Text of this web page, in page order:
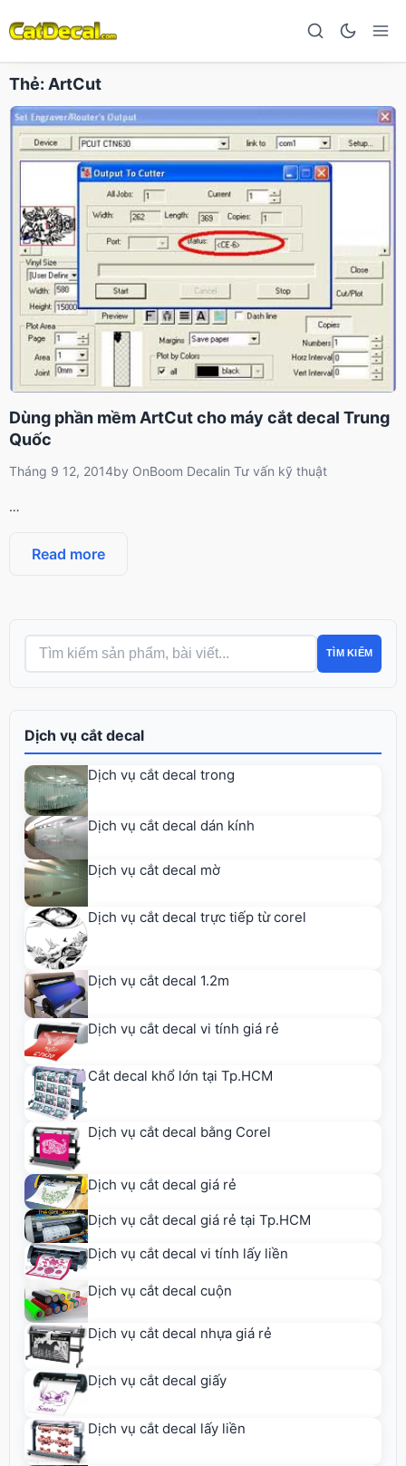
Thẻ: ArtCut
Dùng phần mềm ArtCut cho máy cắt decal Trung
Quốc
Tháng 9 12, 2014by OnBoom Decalin Tư vấn kỹ thuật
…
Read more
TÌM KIẾM
Dịch vụ cắt decal
Dịch vụ cắt decal trong
Dịch vụ cắt decal dán kính
Dịch vụ cắt decal mờ
Dịch vụ cắt decal trực tiếp từ corel
Dịch vụ cắt decal 1.2m
Dịch vụ cắt decal vi tính giá rẻ
Cắt decal khổ lớn tại Tp.HCM
Dịch vụ cắt decal bằng Corel
Dịch vụ cắt decal giá rẻ
Dịch vụ cắt decal giá rẻ tại Tp.HCM
Dịch vụ cắt decal vi tính lấy liền
Dịch vụ cắt decal cuộn
Dịch vụ cắt decal nhựa giá rẻ
Dịch vụ cắt decal giấy
Dịch vụ cắt decal lấy liền